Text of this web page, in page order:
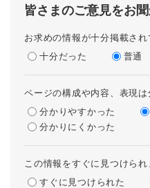
皆さまのご意見をお
お求めの情報が十分掲載され
十分だった
普通
ページの構成や内容、表現
分かりやすかった
分かりにくかった
この情報をすぐに見つけられ
すぐに見つけられた